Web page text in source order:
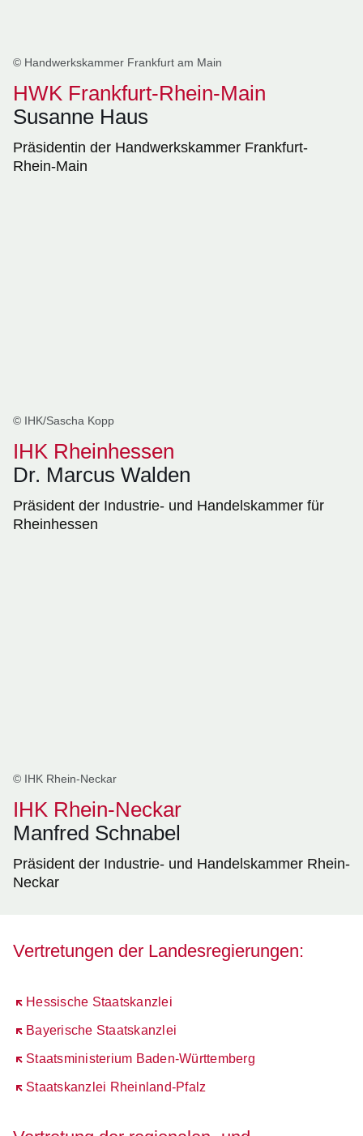
© Handwerkskammer Frankfurt am Main
HWK Frankfurt-Rhein-Main
Susanne Haus
Präsidentin der Handwerkskammer Frankfurt-
Rhein-Main
© IHK/Sascha Kopp
IHK Rheinhessen
Dr. Marcus Walden
Präsident der Industrie- und Handelskammer für
Rheinhessen
© IHK Rhein-Neckar
IHK Rhein-Neckar
Manfred Schnabel
Präsident der Industrie- und Handelskammer Rhein-
Neckar
Vertretungen der Landesregierungen:
Hessische Staatskanzlei
Öffnet sich in einem neuen Fenster
Bayerische Staatskanzlei
Öffnet sich in einem neuen Fenster
Staatsministerium Baden-Württemberg
Öffnet sich in einem neuen Fenster
Staatskanzlei Rheinland-Pfalz
Öffnet sich in einem neuen Fenster